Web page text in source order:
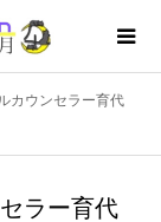
カウンセラー育代
ラー育代